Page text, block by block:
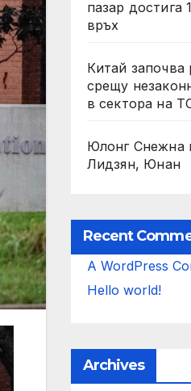
пазар достига
връх
Китай започва
срещу
в сектора на
Юлонг Снежна
Лидзян, Юнан
Recent
A WordPress
Hello world!
Archives